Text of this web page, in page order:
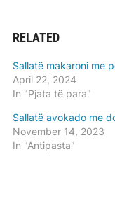
RELATED
Sallatë makaroni me
April 22, 2024
In "Pjata të para"
Sallatë avokado me
November 14, 2023
In "Antipasta"